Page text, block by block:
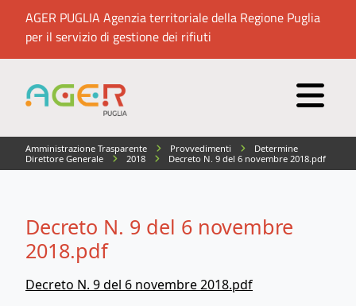
AGER PUGLIA Agenzia territoriale della Regione Puglia
per il servizio di gestione dei rifiuti
Amministrazione Trasparente Provvedimenti
Determine
Direttore Generale
2018 Decreto N. 9 del 6 novembre 2018.pdf
Decreto N. 9 del 6 novembre
2018.pdf
Decreto N. 9 del 6 novembre 2018.pdf